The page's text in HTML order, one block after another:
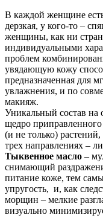
В каждой женщине
дерзкая, у кого-то –
женщины, как ни
индивидуальными
проблем
увядающую кожу
предназначенная для
увлажнения, и по
макияж.
Уникальный состав на
щедро приправленного
(и не только)
трех направлениях –
Тыквенное масло –
снимающий
питание коже, тем
упругость, и, как
морщин – мелкие
визуально